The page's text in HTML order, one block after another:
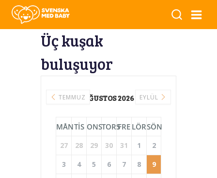
Üç kuşak
buluşuyor
TEMMUZAĞUSTOS 2026 EYLÜL
MÅNTIS ONSTORSFRE LÖRSÖN
27 28 29 30 31 1 2
3 4 5 6 7 8 9